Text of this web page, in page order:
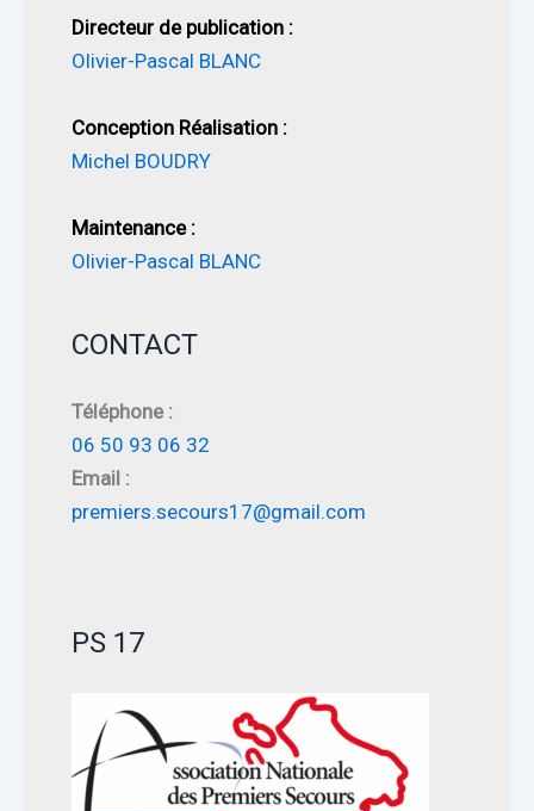
Directeur de publication :
Olivier-Pascal BLANC
Conception Réalisation :
Michel BOUDRY
Maintenance :
Olivier-Pascal BLANC
CONTACT
Téléphone :
06 50 93 06 32
Email :
premiers.secours17@gmail.com
PS 17